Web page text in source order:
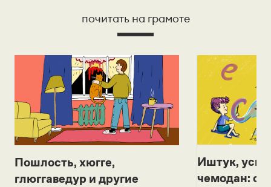
почитать на грамоте
Пошлость, хюгге,
глюггаведур и другие
Иштук,
чемодан: